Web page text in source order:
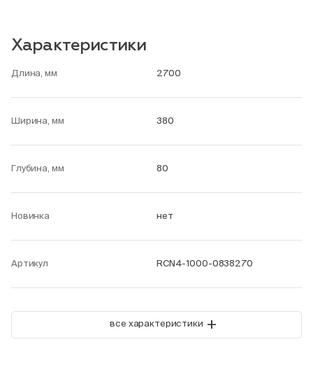
Характеристики
Длина, мм 2700
Ширина, мм 380
Глубина, мм 80
Новинка нет
Артикул RCN4-1000-0838270
все характеристики +